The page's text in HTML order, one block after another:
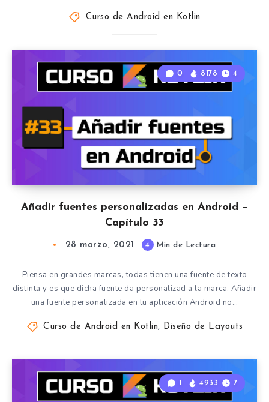
Curso de Android en Kotlin
Añadir fuentes personalizadas en Android –
Capítulo 33
0 8178 4
28 marzo, 2021 4 Min de Lectura
Piensa en grandes marcas, todas tienen una fuente de texto
distinta y es que dicha fuente da personalizad a la marca. Añadir
una fuente personalizada en tu aplicación Android no…
Curso de Android en Kotlin, Diseño de Layouts
1 4933 7